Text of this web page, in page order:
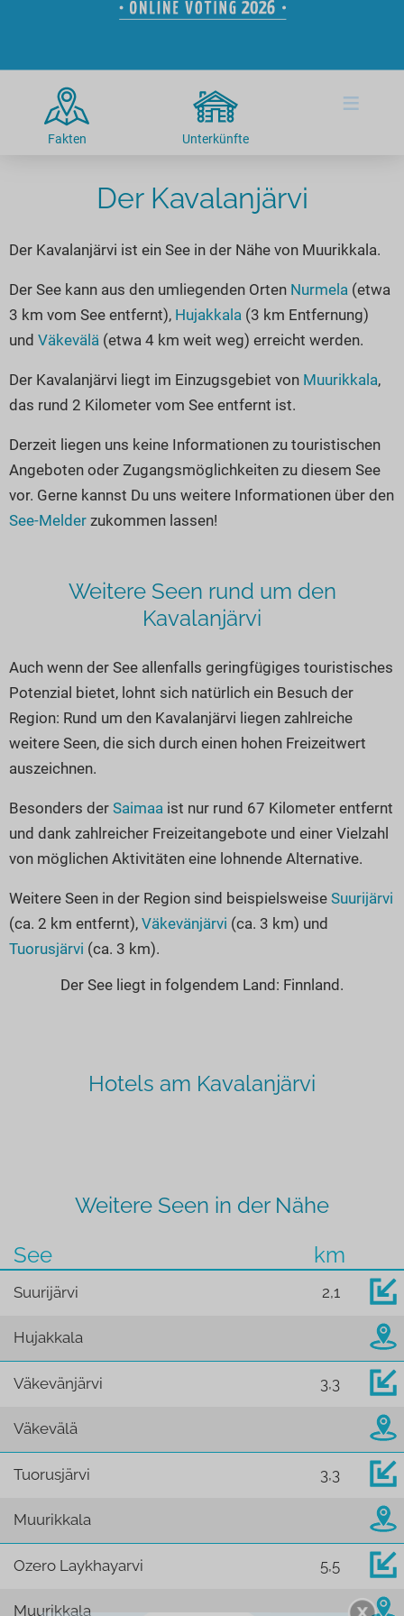
Radtouren am See
Kitesurfen
Kanu- & Kajaktouren
Badeseen in Deutschland
Wellness am See
Romantik Hotels
Urlaub an der Küste
Unterkünfte
Hotels am See
Ferienwohnungen
Kanu- & Kajak-Urlaub
Wanderurlaub
Bikeurlaub
Auszeit & Wellness
Camping am See
Top-Hotels
Familienhotels
Wellness-Hotels
Biohotels
Ausgefallenes
Häuser auf dem Wasser
Hundefreundliche Unterkünfte
Glamping
Seen in Deutschland
Seen in Europa
Überwachte Badestellen
Unsere See-Highlights
Deutschlands schönste Seen
Top Seen nach Bundesländern
Top Seen nach Regionen
Deutschlands Lieblingsseen
Seen in Europa
Österreich
Schweiz
Frankreich
Norwegen
Fakten Unterkünfte
≡
Der Kavalanjärvi
Der Kavalanjärvi ist ein See in der Nähe von Muurikkala.
Der See kann aus den umliegenden Orten Nurmela (etwa
3 km vom See entfernt), Hujakkala (3 km Entfernung)
und Väkevälä (etwa 4 km weit weg) erreicht werden.
Der Kavalanjärvi liegt im Einzugsgebiet von Muurikkala,
das rund 2 Kilometer vom See entfernt ist.
Derzeit liegen uns keine Informationen zu touristischen
Angeboten oder Zugangsmöglichkeiten zu diesem See
vor. Gerne kannst Du uns weitere Informationen über den
See-Melder zukommen lassen!
Weitere Seen rund um den
Kavalanjärvi
Auch wenn der See allenfalls geringfügiges touristisches
Potenzial bietet, lohnt sich natürlich ein Besuch der
Region: Rund um den Kavalanjärvi liegen zahlreiche
weitere Seen, die sich durch einen hohen Freizeitwert
auszeichnen.
Besonders der Saimaa ist nur rund 67 Kilometer entfernt
und dank zahlreicher Freizeitangebote und einer Vielzahl
von möglichen Aktivitäten eine lohnende Alternative.
Weitere Seen in der Region sind beispielsweise Suurijärvi
(ca. 2 km entfernt), Väkevänjärvi (ca. 3 km) und
Tuorusjärvi (ca. 3 km).
Der See liegt in folgendem Land: Finnland.
Hotels am Kavalanjärvi
Weitere Seen in der Nähe
See
km
Suurijärvi 2,1
Hujakkala
Väkevänjärvi 3,3
Väkevälä
Tuorusjärvi 3,3
Muurikkala
Ozero Laykhayarvi 5,5
Muurikkala